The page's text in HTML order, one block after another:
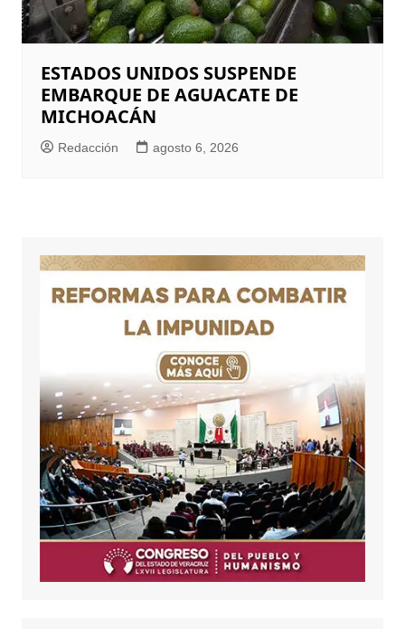
ESTADOS UNIDOS SUSPENDE
EMBARQUE DE AGUACATE DE
MICHOACÁN
Redacción agosto 6, 2026